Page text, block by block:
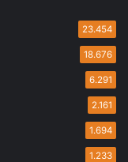
23.454
18.676
6.291
2.161
1.694
1.233